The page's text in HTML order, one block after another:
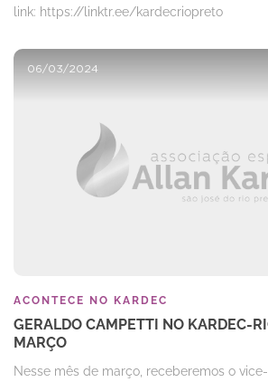
link: https://linktr.ee/kardecriopreto
06/03/2024
ACONTECE NO KARDEC
GERALDO CAMPETTI NO KARDEC-
MARÇO
Nesse mês de março, receberemos o